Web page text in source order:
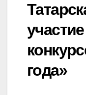
года»